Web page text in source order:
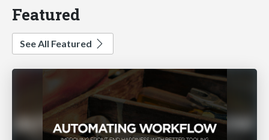
Featured
See All Featured